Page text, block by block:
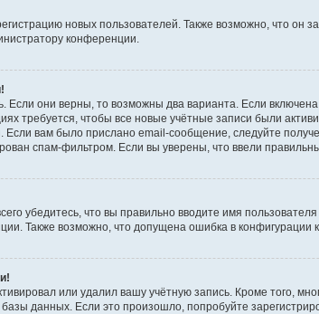
новых пользователей. Также возможно, что он
конференции.
Если они верны, то возможны два варианта. Если
требуется, чтобы все новые учётные записи были
вам было прислано email-сообщение, следуйте
спам-фильтром. Если вы уверены, что ввели
убедитесь, что вы правильно вводите имя
Также возможно, что допущена ошибка в
или удалил вашу учётную запись. Кроме того,
данных. Если это произошло, попробуйте